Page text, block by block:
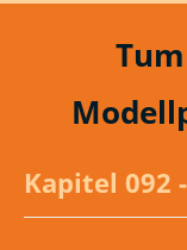
Kapitel 092